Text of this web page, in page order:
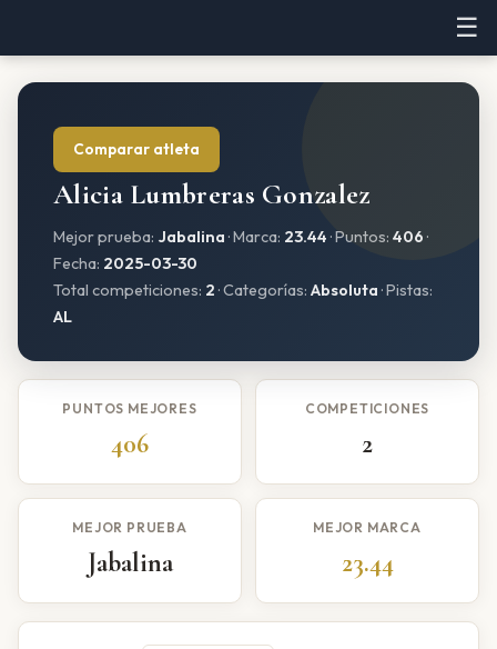
☰
Comparar atleta
Alicia Lumbreras Gonzalez
Mejor prueba: Jabalina · Marca: 23.44 · Puntos: 406 ·
Fecha: 2025-03-30
Total competiciones: 2 · Categorías: Absoluta · Pistas:
AL
PUNTOS MEJORES
406
COMPETICIONES
2
MEJOR PRUEBA
Jabalina
MEJOR MARCA
23.44